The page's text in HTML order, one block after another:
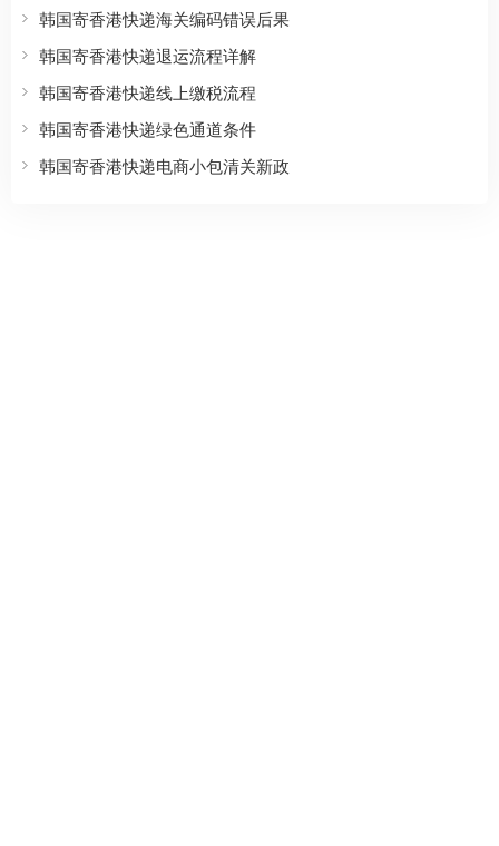
韩国寄香港快递海关编码错误后果
韩国寄香港快递退运流程详解
韩国寄香港快递线上缴税流程
韩国寄香港快递绿色通道条件
韩国寄香港快递电商小包清关新政